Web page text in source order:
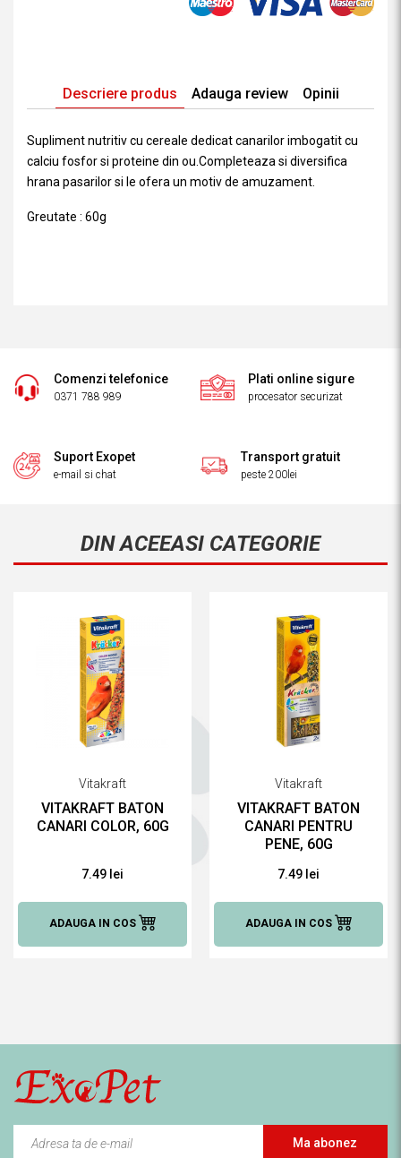
Descriere produs Adauga review Opinii
Supliment nutritiv cu cereale dedicat canarilor imbogatit cu
calciu fosfor si proteine din ou.Completeaza si diversifica
hrana pasarilor si le ofera un motiv de amuzament.
Greutate : 60g
Comenzi telefonice
0371 788 989
Plati online sigure
procesator securizat
Suport Exopet
e-mail si chat
Transport gratuit
peste 200lei
DIN ACEEASI CATEGORIE
Vitakraft
VITAKRAFT BATON
CANARI COLOR, 60G
7.49 lei
ADAUGA IN COS
Vitakraft
VITAKRAFT BATON
CANARI PENTRU
PENE, 60G
7.49 lei
ADAUGA IN COS
Ma abonez